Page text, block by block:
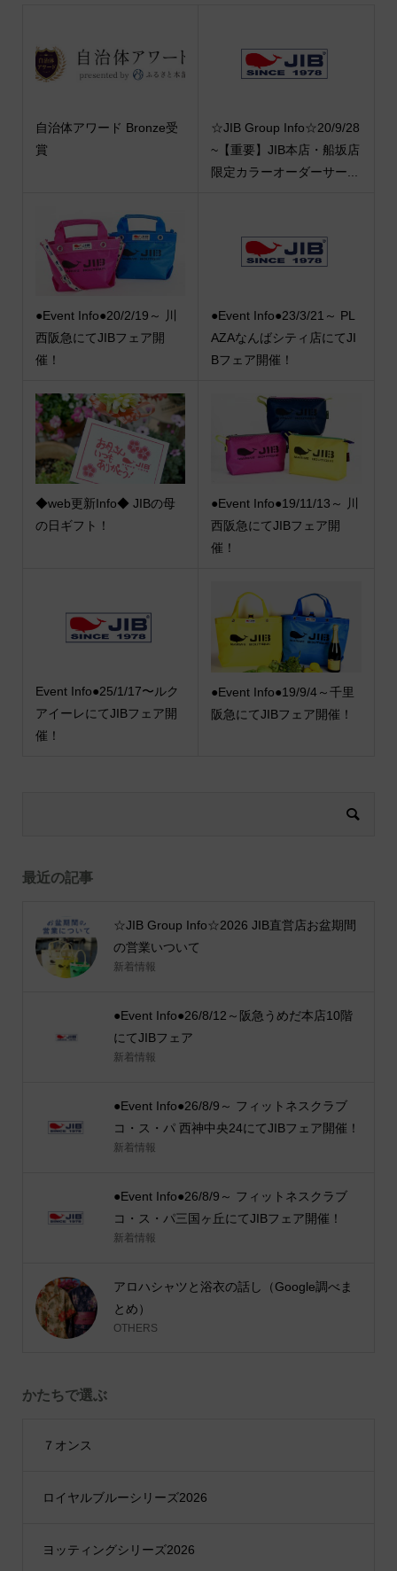
自治体アワード Bronze受
賞
☆JIB Group Info☆20/9/28
~【重要】JIB本店・船坂店
限定カラーオーダーサー...
●Event Info●20/2/19～ 川
西阪急にてJIBフェア開
催！
●Event Info●23/3/21～ PL
AZAなんばシティ店にてJI
Bフェア開催！
◆web更新Info◆ JIBの母
の日ギフト！
●Event Info●19/11/13～ 川
西阪急にてJIBフェア開
催！
Event Info●25/1/17〜ルク
アイーレにてJIBフェア開
催！
●Event Info●19/9/4～千里
阪急にてJIBフェア開催！
最近の記事
☆JIB Group Info☆2026 JIB直営店お盆期間
の営業いついて
新着情報
●Event Info●26/8/12～阪急うめだ本店10階
にてJIBフェア
新着情報
●Event Info●26/8/9～ フィットネスクラブ
コ・ス・パ 西神中央24にてJIBフェア開催！
新着情報
●Event Info●26/8/9～ フィットネスクラブ
コ・ス・パ三国ヶ丘にてJIBフェア開催！
新着情報
アロハシャツと浴衣の話し（Google調べま
とめ）
OTHERS
かたちで選ぶ
７オンス
ロイヤルブルーシリーズ2026
ヨッティングシリーズ2026